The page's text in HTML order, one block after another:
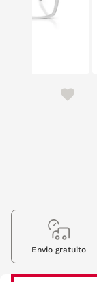
Envio gratuito